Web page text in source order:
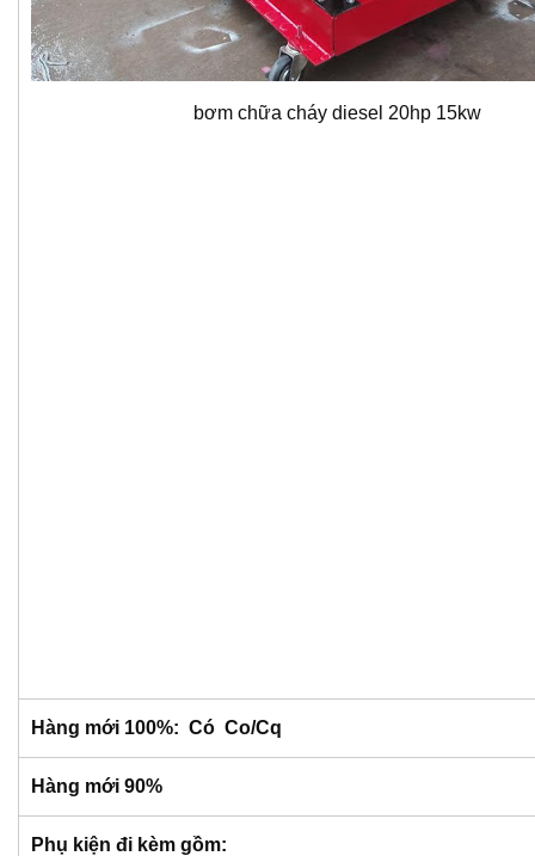
bơm chữa cháy diesel 20hp 15kw
Hàng mới 100%: Có Co/Cq
Hàng mới 90%
Phụ kiện đi kèm gồm: